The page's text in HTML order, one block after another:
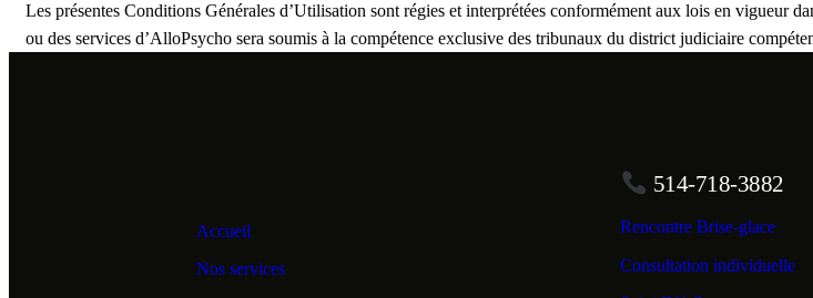
Les présentes Conditions Générales d’Utilisation sont régies et interprétées conformément aux lois en vigueur
ou des services d’AlloPsycho sera soumis à la compétence exclusive des tribunaux du district judiciaire
514-718-3882
Accueil
Nos services
Rencontre Brise-glace
Consultation individuelle